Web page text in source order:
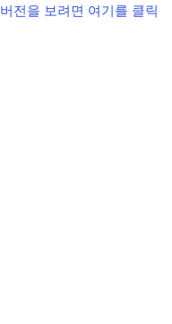
전을 보려면 여기를 클릭